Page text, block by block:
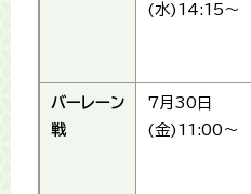
(水)14:15～
バーレーン
戦
7月30日
(金)11:00～